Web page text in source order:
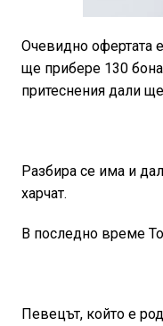
Очевидно офертата
ще прибере 130
притеснения дали
Разбира се има и
харчат.
В последно време
Певецът, който е